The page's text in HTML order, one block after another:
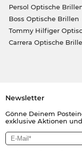
Persol Optische
Boss Optische Brillen
Tommy Hilfiger
Carrera Optische
Newsletter
Gönne Deinem
exklusive Aktionen